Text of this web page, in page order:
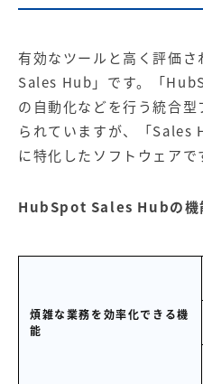
有効なツールと高く評価
Sales Hub」です。「
の自動化などを行う統合
られていますが、「Sales
に特化したソフトウェアで
HubSpot Sales Hubの機
煩雑な業務を効率化できる機
能